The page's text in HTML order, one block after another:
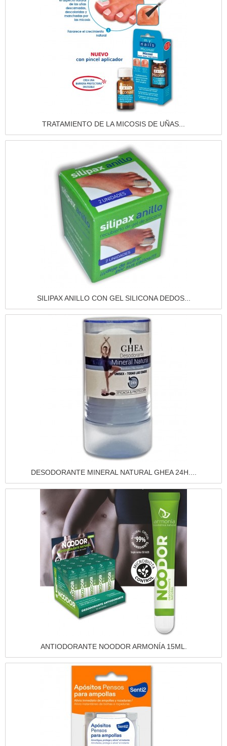
Vista rápida
TRATAMIENTO DE LA MICOSIS DE UÑAS...
Vista rápida
SILIPAX ANILLO CON GEL SILICONA DEDOS...
Vista rápida
DESODORANTE MINERAL NATURAL GHEA 24H....
Vista rápida
ANTIODORANTE NOODOR ARMONÍA 15ML.